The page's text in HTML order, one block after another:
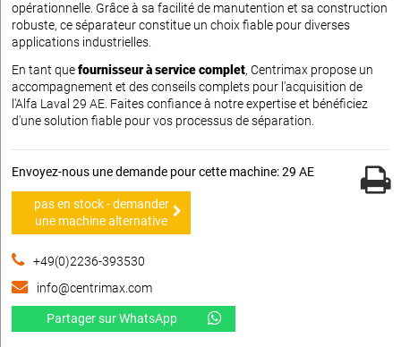
opérationnelle. Grâce à sa facilité de manutention et sa construction
robuste, ce séparateur constitue un choix fiable pour diverses
applications industrielles.
En tant quefournisseur à service complet, Centrimax propose un
accompagnement et des conseils complets pour l'acquisition de
l'Alfa Laval 29 AE. Faites confiance à notre expertise et bénéficiez
d'une solution fiable pour vos processus de séparation.
Envoyez-nous une demande pour cette machine: 29 AE
pas en stock - demander
une machine alternative
+49(0)2236-393530
info@centrimax.com
Partager sur WhatsApp